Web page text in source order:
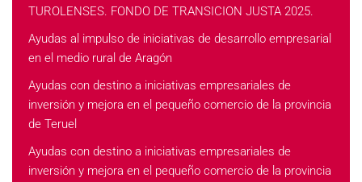
TUROLENSES. FONDO DE TRANSICION JUSTA 2025.
Ayudas al impulso de iniciativas de desarrollo empresarial
en el medio rural de Aragón
Ayudas con destino a iniciativas empresariales de
inversión y mejora en el pequeño comercio de la provincia
de Teruel
Ayudas con destino a iniciativas empresariales de
inversión y mejora en el pequeño comercio de la provincia